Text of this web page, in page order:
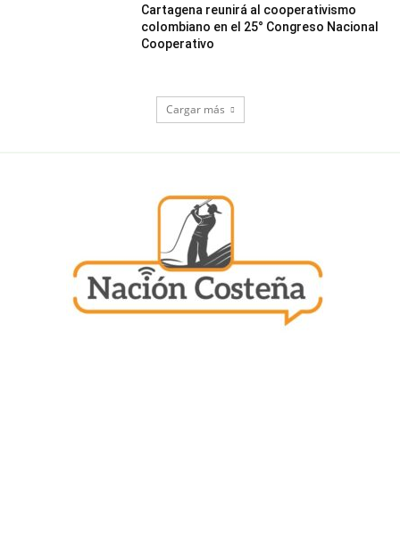
Cartagena reunirá al cooperativismo
colombiano en el 25° Congreso Nacional
Cooperativo
Cargar más